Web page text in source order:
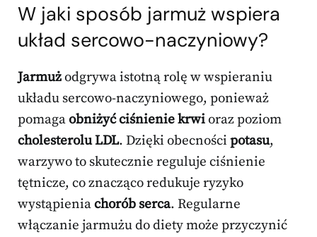
W jaki sposób jarmuż wspiera
układ sercowo-naczyniowy?
Jarmużodgrywa istotną rolę w wspieraniu
układu sercowo-naczyniowego, ponieważ
pomagaobniżyć ciśnienie krwioraz poziom
cholesterolu LDL. Dzięki obecności potasu,
warzywo to skutecznie reguluje ciśnienie
tętnicze, co znacząco redukuje ryzyko
wystąpieniachorób serca. Regularne
włączanie jarmużu do diety może przyczynić